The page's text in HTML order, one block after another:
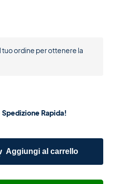
tuo ordine per ottenere la
Rapida!
Aggiungi al carrello